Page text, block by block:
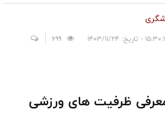
ظرفیت های ورزشی